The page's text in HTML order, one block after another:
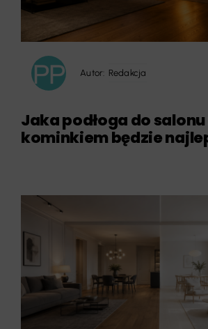
Autor: Redakcja
Jaka podłoga do salonu
kominkiem będzie